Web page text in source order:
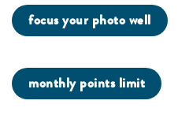
focus your photo well
monthly points limit